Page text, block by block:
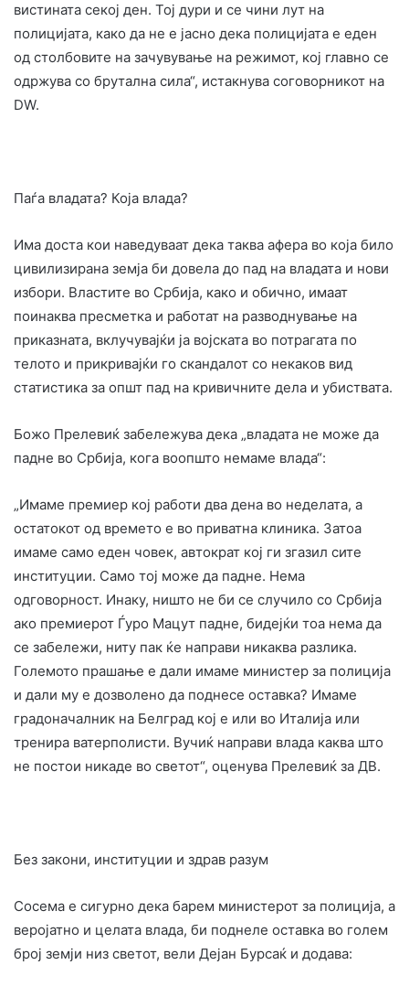
вистината секој ден. Тој дури и се чини лут на
полицијата, како да не е јасно дека полицијата е еден
од столбовите на зачувување на режимот, кој главно се
одржува со брутална сила“, истакнува соговорникот на
DW.
Паѓа владата? Која влада?
Има доста кои наведуваат дека таква афера во која било
цивилизирана земја би довела до пад на владата и нови
избори. Властите во Србија, како и обично, имаат
поинаква пресметка и работат на разводнување на
приказната, вклучувајќи ја војската во потрагата по
телото и прикривајќи го скандалот со некаков вид
статистика за општ пад на кривичните дела и убиствата.
Божо Прелевиќ забележува дека „владата не може да
падне во Србија, кога воопшто немаме влада“:
„Имаме премиер кој работи два дена во неделата, а
остатокот од времето е во приватна клиника. Затоа
имаме само еден човек, автократ кој ги згазил сите
институции. Само тој може да падне. Нема
одговорност. Инаку, ништо не би се случило со Србија
ако премиерот Ѓуро Мацут падне, бидејќи тоа нема да
се забележи, ниту пак ќе направи никаква разлика.
Големото прашање е дали имаме министер за полиција
и дали му е дозволено да поднесе оставка? Имаме
градоначалник на Белград кој е или во Италија или
тренира ватерполисти. Вучиќ направи влада каква што
не постои никаде во светот“, оценува Прелевиќ за ДВ.
Без закони, институции и здрав разум
Сосема е сигурно дека барем министерот за полиција, а
веројатно и целата влада, би поднеле оставка во голем
број земји низ светот, вели Дејан Бурсаќ и додава: